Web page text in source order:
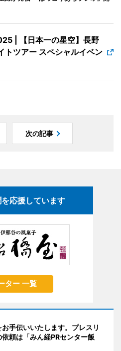
| 【日本一の星空】長野
トツアー スペシャルイベン
次の記事
応援しています
ター 一覧
手伝いいたします。プレスリ
依頼は「みん経PRセンター飯